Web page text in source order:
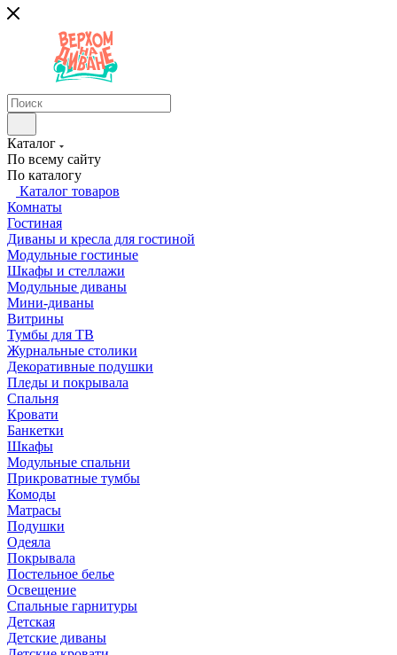
Каталог
По всему сайту
По каталогу
Каталог товаров
Комнаты
Гостиная
Диваны и кресла для гостиной
Модульные гостиные
Шкафы и стеллажи
Модульные диваны
Мини-диваны
Витрины
Тумбы для ТВ
Журнальные столики
Декоративные подушки
Пледы и покрывала
Спальня
Кровати
Банкетки
Шкафы
Модульные спальни
Прикроватные тумбы
Комоды
Матрасы
Подушки
Одеяла
Покрывала
Постельное белье
Освещение
Спальные гарнитуры
Детская
Детские диваны